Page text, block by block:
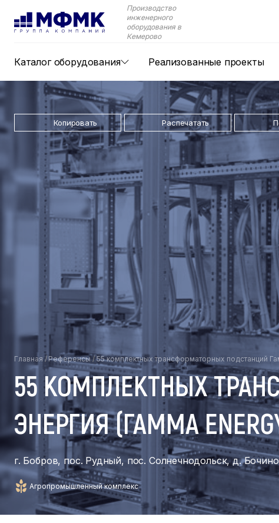
Производство
инженерного
оборудования в
Кемерово
Каталог оборудования Реализованные проекты
Копировать Распечатать
Главная/Референсы/55 комплектных трансформаторных подстанций
55 КОМПЛЕКТНЫХ
ЭНЕРГИЯ (ГАММА
г. Бобров, пос. Рудный, пос. Солнечнодольск, д.
Агропромышленный комплекс